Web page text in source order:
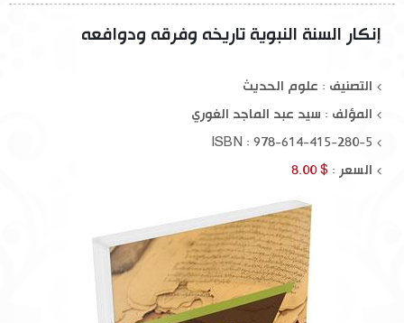
إنكار السنة النبوية تاريخه وفرقه ودوافعه
التصنيف : علوم الحديث
المؤلف : سيد عبد الماجد الغوري
ISBN : 978-614-415-280-5
السعر : $ 8.00